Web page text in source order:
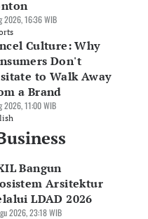
2026, 16:36 WIB
Culture: Why
Don't
to Walk Away
a Brand
2026, 11:00 WIB
Bangun
Arsitektur
LDAD 2026
2026, 23:18 WIB